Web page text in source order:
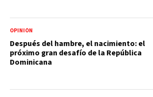
OPINIÓN
Después del hambre, el nacimiento: el
próximo gran desafío de la República
Dominicana